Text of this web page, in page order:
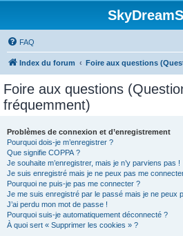
FAQ
Index du forum Foire aux questions
Foire aux questions
fréquemment)
Problèmes de connexion et d’enregistrement
Pourquoi dois-je m’enregistrer ?
Que signifie COPPA ?
Je souhaite m’enregistrer, mais je n’y parviens pas !
Je suis enregistré mais je ne peux pas me
Pourquoi ne puis-je pas me connecter ?
Je me suis enregistré par le passé mais je ne peux
J’ai perdu mon mot de passe !
Pourquoi suis-je automatiquement déconnecté ?
À quoi sert « Supprimer les cookies » ?